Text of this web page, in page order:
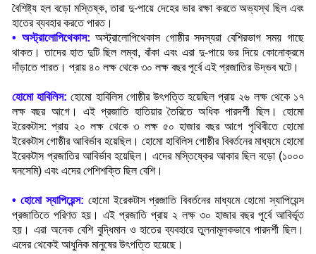
বৈশিষ্ট্য হল বড়ো মস্তিষ্ক,তারা দু-পায়ে দেহের ভার রক্ষা করতে অভ্যস্থ ছিল এবং
হাতের ব্যবহার করতে পারত।
• অস্ট্রালোপিথেকাস: অস্ট্রালোপিথেকাস গোষ্ঠীর সদস্যরা বেশিরভাগ সময় গাছে
থাকত। তাদের হাত দুটি ছিল লম্বা,বাঁকা এবং এরা দু-পায়ে ভর দিয়ে কোনোক্রমে
দাঁড়াতে পারত। প্রায় ৪০ লক্ষ থেকে ৩০ লক্ষ বছর পূর্বে এই প্রজাতির উদ্ভব ঘটে।
হোমো হাবিলিস: হোমো হাবিলিস গোষ্ঠীর উৎপত্তি হয়েছিল প্রায় ২৬ লক্ষ থেকে ১৭
লক্ষ বছর আগে। এই প্রজাতি হাতিয়ার তৈরিতে অধিক পারদর্শী ছিল। হোমো
ইরেকটাস: প্রায় ২০ লক্ষ থেকে ৩ লক্ষ ৫০ হাজার বছর আগে পৃথিবীতে হোমো
ইরেকটাস গোষ্ঠীর আবির্ভাব হয়েছিল। হোমো হাবিলিস গোষ্ঠীর বিবর্তনের মাধ্যমে হোমো
ইরেকটাস প্রজাতির আবির্ভাব হয়েছিল। এদের মস্তিষ্কের আকার ছিল বড়ো (১০০০
ঘনসেমি) এবং এদের পেশিশক্তি ছিল বেশি।
• হোমো স্যাপিয়েন্স: হোমো ইরেকটাস প্রজাতি বিবর্তনের মাধ্যমে হোমো স্যাপিয়েন্স
প্রজাতিতে পরিণত হয়। এই প্রজাতি প্রায় ২ লক্ষ ৩০ হাজার বছর পূর্বে আবির্ভূত
হয়। এরা অনেক বেশি বুদ্ধিমান ও হাতের ব্যবহারে তুলনামূলকভাবে পারদর্শী ছিল।
এদের থেকেই আধুনিক মানুষের উৎপত্তি হয়েছে।